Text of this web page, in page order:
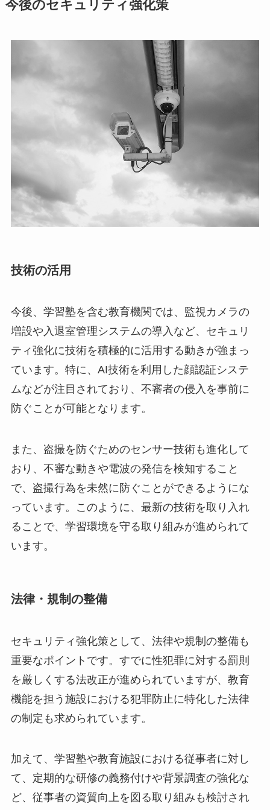
今後のセキュリティ強化策
技術の活用
今後、学習塾を含む教育機関では、監視カメラの
増設や入退室管理システムの導入など、セキュリ
ティ強化に技術を積極的に活用する動きが強まっ
ています。特に、AI技術を利用した顔認証システ
ムなどが注目されており、不審者の侵入を事前に
防ぐことが可能となります。
また、盗撮を防ぐためのセンサー技術も進化して
おり、不審な動きや電波の発信を検知すること
で、盗撮行為を未然に防ぐことができるようにな
っています。このように、最新の技術を取り入れ
ることで、学習環境を守る取り組みが進められて
います。
法律・規制の整備
セキュリティ強化策として、法律や規制の整備も
重要なポイントです。すでに性犯罪に対する罰則
を厳しくする法改正が進められていますが、教育
機能を担う施設における犯罪防止に特化した法律
の制定も求められています。
加えて、学習塾や教育施設における従事者に対し
て、定期的な研修の義務付けや背景調査の強化な
ど、従事者の資質向上を図る取り組みも検討され